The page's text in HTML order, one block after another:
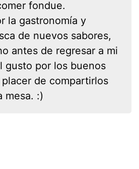
fondue.
la gastronomía y
de nuevos sabores,
antes de regresar a mi
gusto por los buenos
de compartirlos
mesa. :)